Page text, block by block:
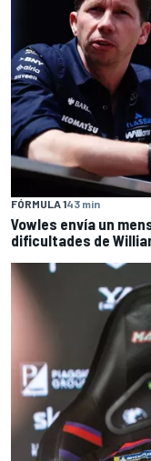
FÓRMULA 143 min
Vowles envía un
dificultades de